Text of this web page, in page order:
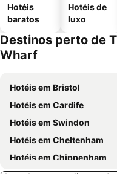
Hotéis
baratos
Hotéis de
luxo
Destinos perto de
Wharf
Hotéis em Bristol
Hotéis em Cardife
Hotéis em Swindon
Hotéis em Cheltenham
Hotéis em Chippenham